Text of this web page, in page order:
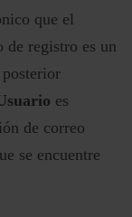
que el
de registro es un
es
de correo
se encuentre